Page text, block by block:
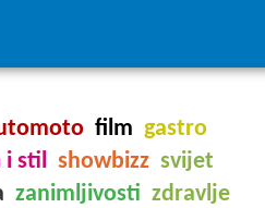
film gastro
i stil showbizz svijet
zanimljivosti zdravlje